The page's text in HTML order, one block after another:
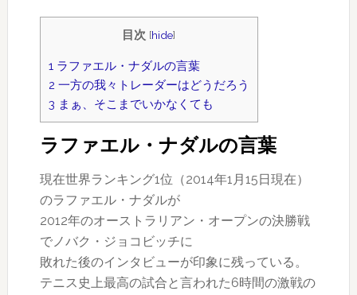
目次 [hide]
1ラファエル・ナダルの言葉
2一方の我々トレーダーはどうだろう
3 まぁ、そこまでいかなくても
ラファエル・ナダルの言葉
現在世界ランキング1位（2014年1月15日現在）
のラファエル・ナダルが
2012年のオーストラリアン・オープンの決勝戦
でノバク・ジョコビッチに
敗れた後のインタビューが印象に残っている。
テニス史上最高の試合と言われた6時間の激戦の